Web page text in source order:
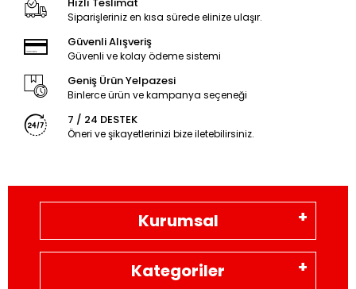
Siparişleriniz en kısa sürede elinize ulaşır.
Güvenli Alışveriş
Güvenli ve kolay ödeme sistemi
Geniş Ürün Yelpazesi
Binlerce ürün ve kampanya seçeneği
7 / 24 DESTEK
Öneri ve şikayetlerinizi bize iletebilirsiniz.
Kurumsal
Kategoriler